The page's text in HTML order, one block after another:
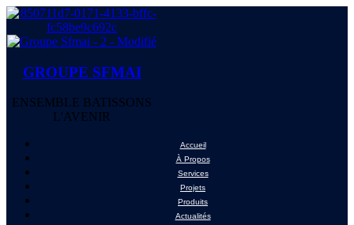
GROUPE SFMAI
ENSEMBLE BATISSONS
L'AVENIR
Accueil
À Propos
Services
Projets
Produits
Actualités